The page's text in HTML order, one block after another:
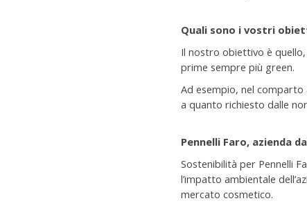
Quali sono i vostri
Il nostro obiettivo è
prime sempre più green.
Ad esempio, nel
a quanto richiesto dalle
Pennelli Faro, azienda
Sostenibilità per Pennelli
l’impatto ambientale
mercato cosmetico.